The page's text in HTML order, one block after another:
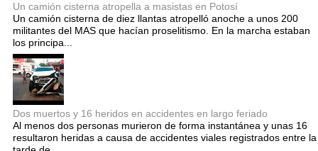
Un camión cisterna atropella a masistas en Potosí
Un camión cisterna de diez llantas atropelló anoche a unos 200
militantes del MAS que hacían proselitismo. En la marcha estaban
los principa...
Dos muertos y 16 heridos en accidentes en largo feriado
Al menos dos personas murieron de forma instantánea y unas 16
resultaron heridas a causa de accidentes viales registrados entre la